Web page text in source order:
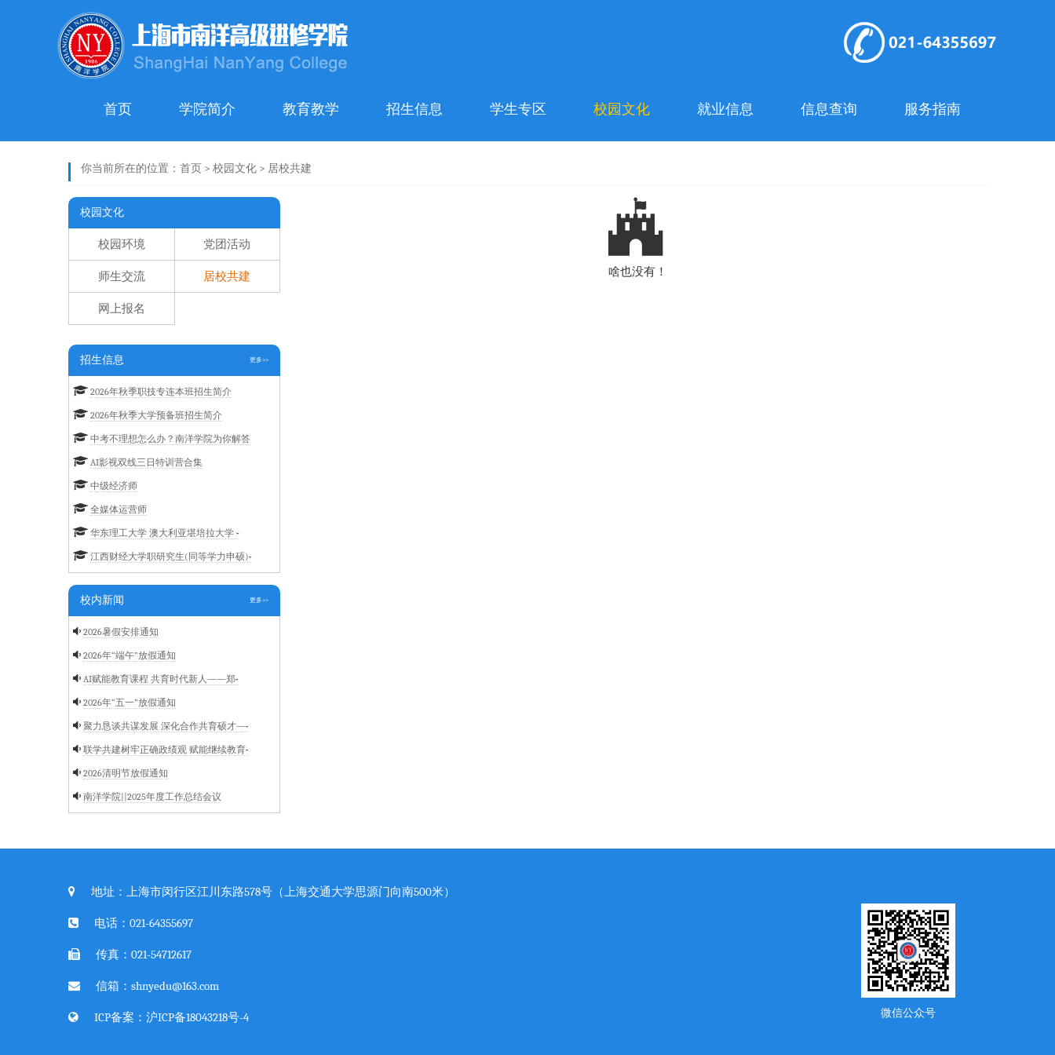
首页 学院简介 教育教学 招生信息 学生专区 校园文化 就业信息 信息查询 服务指南
你当前所在的位置： 首页 > 校园文化 > 居校共建
校园文化
校园环境 党团活动
师生交流 居校共建
网上报名
招生信息 更多>>
2026年秋季职技专连本班招生简介
2026年秋季大学预备班招生简介
中考不理想怎么办？南洋学院为你解答
AI影视双线三日特训营合集
中级经济师
全媒体运营师
华东理工大学 澳大利亚堪培拉大学 ···
江西财经大学职研究生(同等学力申硕)···
校内新闻 更多>>
2026暑假安排通知
2026年“端午”放假通知
AI赋能教育课程 共育时代新人——郑···
2026年“五一”放假通知
聚力恳谈共谋发展 深化合作共育硕才—···
联学共建树牢正确政绩观 赋能继续教育···
2026清明节放假通知
南洋学院||2025年度工作总结会议
啥也没有！
地址：上海市闵行区江川东路578号（上海交通大学思源门向南500米）
电话：021-64355697
传真：021-54712617
信箱：shnyedu@163.com
ICP备案： 沪ICP备18043218号-4 微信公众号